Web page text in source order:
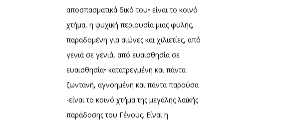
αποσπασματικά δικό του• είναι το κοινό
χτήμα, η ψυχική περιουσία μιας φυλής,
παραδομένη για αιώνες και χιλιετίες, από
γενιά σε γενιά, από ευαισθησία σε
ευαισθησία• κατατρεγμένη και πάντα
ζωντανή, αγνοημένη και πάντα παρούσα
-είναι το κοινό χτήμα της μεγάλης λαϊκής
παράδοσης του Γένους. Είναι η